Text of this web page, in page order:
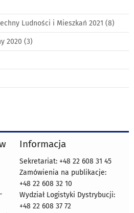
Ludności i Mieszkań 2021 (8)
2020 (3)
Informacja
Sekretariat: +48 22 608 31 45
Zamówienia na publikacje:
+48 22 608 32 10
Wydział Logistyki Dystrybucji:
+48 22 608 37 72